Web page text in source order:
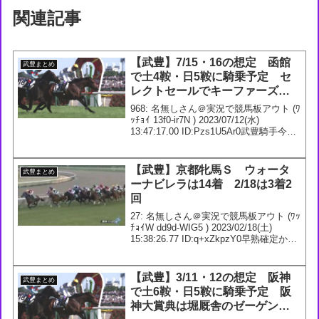
関連記事
武豊まとめ
【武豊】7/15・16の想定 函館
で土4鞍・日5鞍に騎乗予定 セ
レクトセールでキーファーズは
ＫＹカンパニーとして3頭落札し
ていたか
968: 名無しさん＠実況で競馬板アウト (ﾜ
ｯﾁｮｲ 13f0-ir7N ) 2023/07/12(水)
13:47:17.00 ID:Pzs1U5Ar0武豊騎手今週
武豊まとめ
【武豊】京都牝馬Ｓ ウォータ
ーナビレラは14着 2/18は3着2
回
27: 名無しさん＠実況で競馬板アウト (ﾜｯ
ﾁｮｲW dd9d-WIG5 ) 2023/02/18(土)
15:38:26.77 ID:q+xZkpzY0早熟確定か29:
武豊まとめ
【武豊】3/11・12の想定 阪神
で土6鞍・日5鞍に騎乗予定 阪
神大賞典は堀厩舎のゼーゲンに